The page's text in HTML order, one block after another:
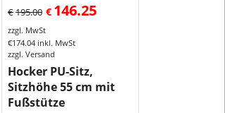
€195.00 € 146.25
zzgl. MwSt
€174.04 inkl. MwSt
zzgl. Versand
Hocker PU-Sitz,
Sitzhöhe 55 cm mit
Fußstütze